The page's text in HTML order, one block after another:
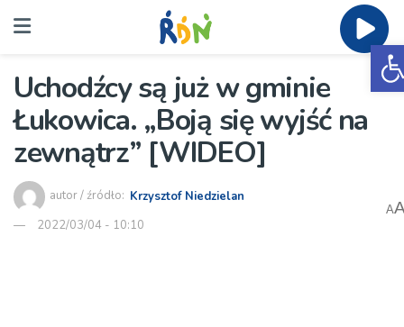
Uchodźcy są już w gminie
Łukowica. „Boją się wyjść na
zewnątrz” [WIDEO]
autor / źródło: Krzysztof Niedzielan
2022/03/04 - 10:10
A